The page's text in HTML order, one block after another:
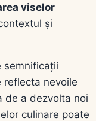
viselor
și
semnificații
reflecta nevoile
de a dezvolta noi
culinare poate